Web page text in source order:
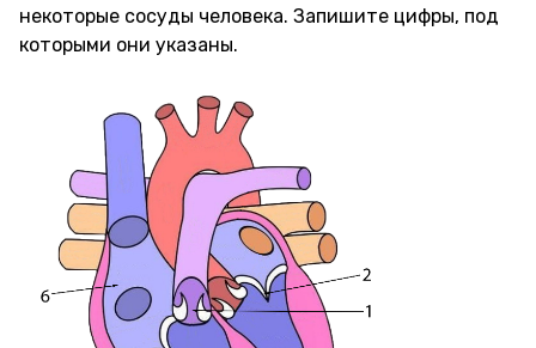
некоторые сосуды человека. Запишите цифры, под
которыми они указаны.